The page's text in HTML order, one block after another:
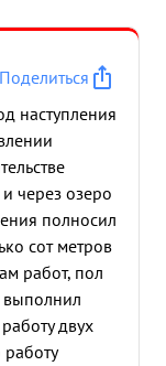
Поделиться
наступления
через озеро
полносил
сот метров
работ, пол
выполнил
двух